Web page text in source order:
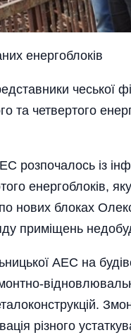
енергоблоків
чеської
та четвертого
розпочалось із
енергоблоків,
нових блоках
приміщень
АЕС на
різного